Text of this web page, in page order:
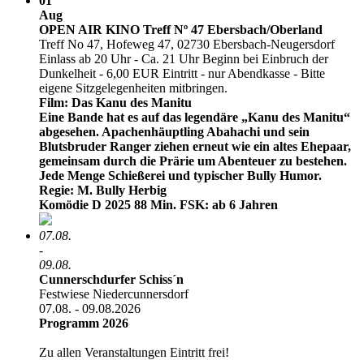
Aug
OPEN AIR KINO Treff Nº 47 Ebersbach/­Oberland
Treff No 47, Hofeweg 47, 02730 Ebersbach-Neugersdorf
Einlass ab 20 Uhr - Ca. 21 Uhr Beginn bei Einbruch der
Dunkelheit - 6,00 EUR Eintritt - nur Abendkasse - Bitte
eigene Sitzgelegenheiten mitbringen.
Film: Das Kanu des Manitu
Eine Bande hat es auf das legendäre „Kanu des Manitu“
abgesehen. Apachenhäuptling Abahachi und sein
Blutsbruder Ranger ziehen erneut wie ein altes Ehepaar,
gemeinsam durch die Prärie um Abenteuer zu bestehen.
Jede Menge Schießerei und typischer Bully Humor.
Regie: M. Bully Herbig
Komödie D 2025 88 Min. FSK: ab 6 Jahren
07.08.
-
09.08.
Cunnerschdurfer Schiss´n
Festwiese Niedercunnersdorf
07.08. - 09.08.2026
Programm 2026
Zu allen Veranstaltungen Eintritt frei!